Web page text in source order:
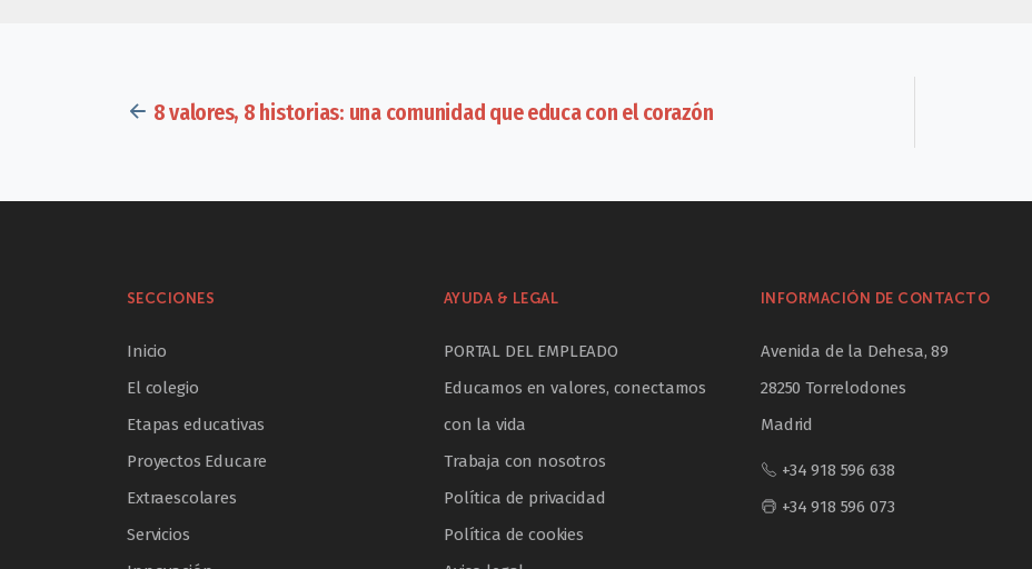
8 valores, 8 historias: una comunidad que educa con el corazón
SECCIONES
Inicio
El colegio
Etapas educativas
Proyectos Educare
Extraescolares
Servicios
AYUDA & LEGAL
PORTAL DEL EMPLEADO
Educamos en valores, conectamos
con la vida
Trabaja con nosotros
Política de privacidad
Política de cookies
INFORMACIÓN DE CONTACTO
Avenida de la Dehesa, 89
28250 Torrelodones
Madrid
+34 918 596 638
+34 918 596 073